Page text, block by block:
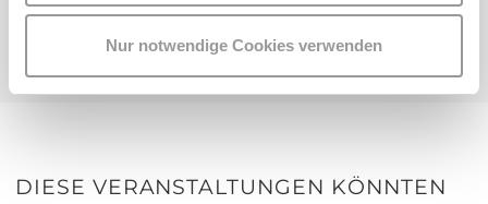
Nur notwendige Cookies verwenden
Auf
Auf
Facebook
teilen
DIESE VERANSTALTUNGEN KÖNNTEN